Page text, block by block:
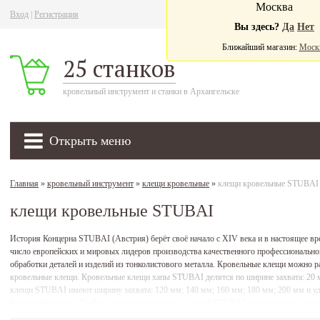
Вход Регистрация
25 станков
кровельный инструмент и станки в Архангельске
Открыть меню
Москва
Вы здесь? Да Нет
Ближайший магазин:
Главная » кровельный инструмент » клещи кровельные » клещи кровельные STUBAI
клещи кровельные STUBAI
История Концерна STUBAI (Австрия) берёт своё начало с XIV века и в настоящее
число европейских и мировых лидеров производства качественного
обработки деталей и изделий из тонколистового металла. Кровельные клещи можно
кровельные клещи. Кровельные клещи хапы STUBAI делятся по ширине захвата:
клещи STUBAI имеют ширину захвата: 120 мм; 140 мм; 160 мм; 180 мм; 200 мм и